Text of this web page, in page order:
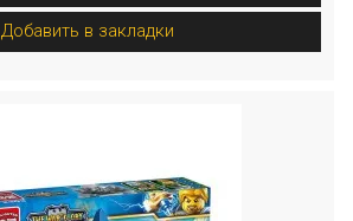
Добавить в закладки